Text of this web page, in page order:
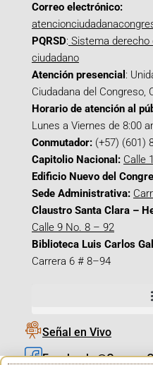
Correo electrónico:
PQRSD: Sistema derecho
ciudadano
Atención presencial :
Ciudadana del Congreso,
Horario de atención al
Lunes a Viernes de 8:00
Conmutador: (+57) (601)
Capitolio Nacional: Calle
Edificio Nuevo del
Sede Administrativa:
Claustro Santa Clara –
Calle 9 No. 8 – 92
Biblioteca Luis Carlos
Carrera 6 # 8–94
Señal en Vivo